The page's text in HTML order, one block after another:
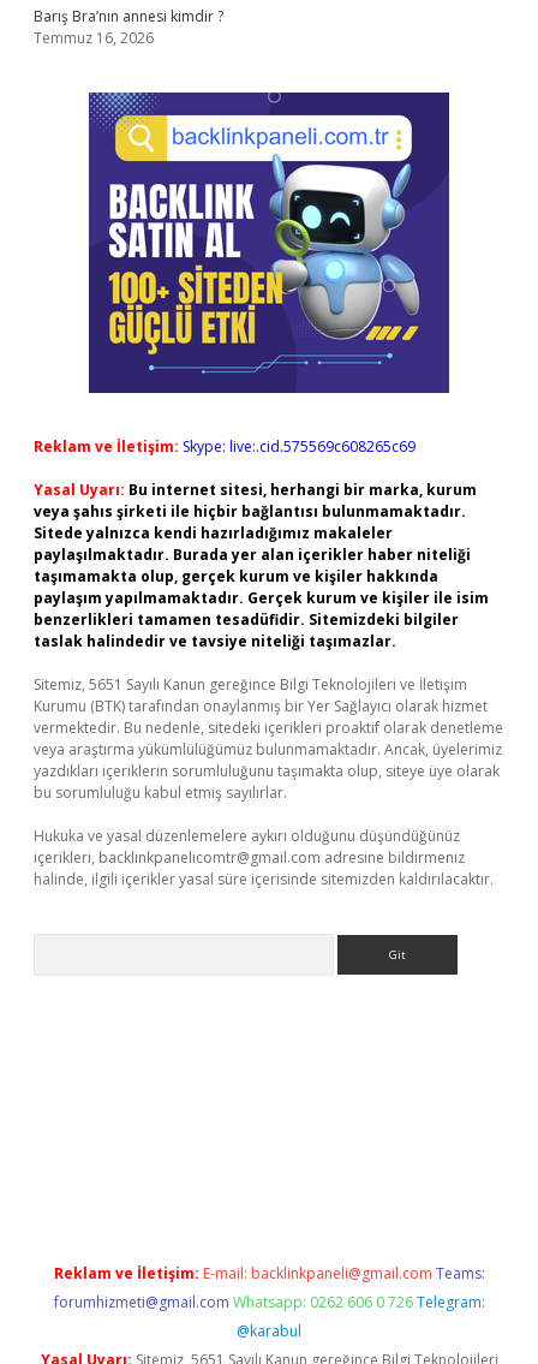
Barış Bra’nın annesi kimdir ?
Temmuz 16, 2026
Reklam ve İletişim: Skype: live:.cid.575569c608265c69
Yasal Uyarı: Bu internet sitesi, herhangi bir marka, kurum
veya şahıs şirketi ile hiçbir bağlantısı bulunmamaktadır.
Sitede yalnızca kendi hazırladığımız makaleler
paylaşılmaktadır. Burada yer alan içerikler haber niteliği
taşımamakta olup, gerçek kurum ve kişiler hakkında
paylaşım yapılmamaktadır. Gerçek kurum ve kişiler ile isim
benzerlikleri tamamen tesadüfidir. Sitemizdeki bilgiler
taslak halindedir ve tavsiye niteliği taşımazlar.
Sitemiz, 5651 Sayılı Kanun gereğince Bilgi Teknolojileri ve İletişim
Kurumu (BTK) tarafından onaylanmış bir Yer Sağlayıcı olarak hizmet
vermektedir. Bu nedenle, sitedeki içerikleri proaktif olarak denetleme
veya araştırma yükümlülüğümüz bulunmamaktadır. Ancak, üyelerimiz
yazdıkları içeriklerin sorumluluğunu taşımakta olup, siteye üye olarak
bu sorumluluğu kabul etmiş sayılırlar.
Hukuka ve yasal düzenlemelere aykırı olduğunu düşündüğünüz
içerikleri, backlinkpanelicomtr@gmail.com adresine bildirmeniz
halinde, ilgili içerikler yasal süre içerisinde sitemizden kaldırılacaktır.
Reklam ve İletişim: E-mail: backlinkpaneli@gmail.com Teams:
forumhizmeti@gmail.com Whatsapp: 0262 606 0 726 Telegram:
@karabul
Yasal Uyarı: Sitemiz, 5651 Sayılı Kanun gereğince Bilgi Teknolojileri